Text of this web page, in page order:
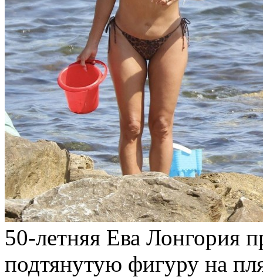
50-летняя Ева Лонгория
подтянутую фигуру на